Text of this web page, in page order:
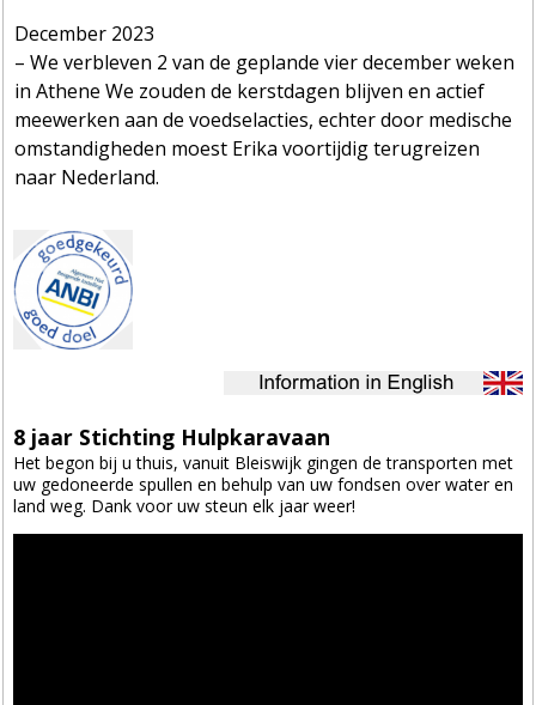
December 2023
– We verbleven 2 van de geplande vier december weken
in Athene We zouden de kerstdagen blijven en actief
meewerken aan de voedselacties, echter door medische
omstandigheden moest Erika voortijdig terugreizen
naar Nederland.
8 jaar Stichting Hulpkaravaan
Het begon bij u thuis, vanuit Bleiswijk gingen de transporten met
uw gedoneerde spullen en behulp van uw fondsen over water en
land weg. Dank voor uw steun elk jaar weer!